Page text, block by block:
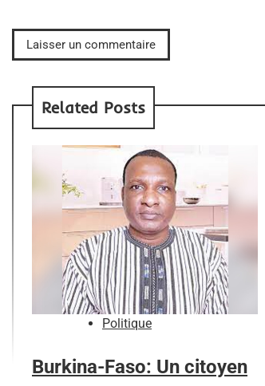
Related Posts
Politique
Burkina-Faso: Un citoyen